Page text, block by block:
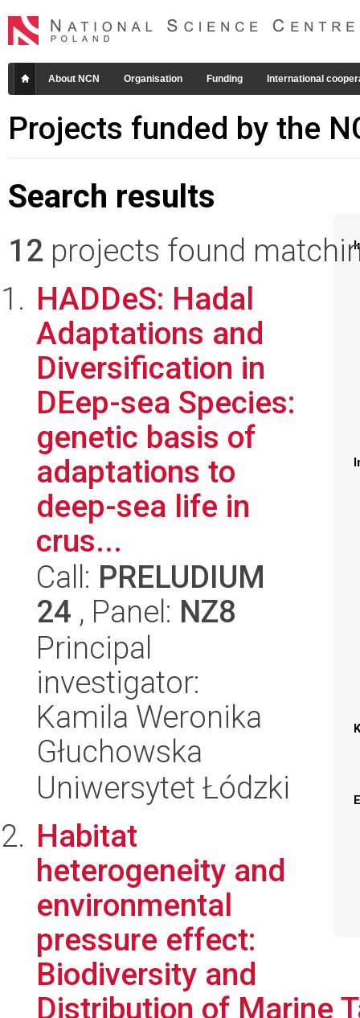
About NCN Organisation Funding International
Projects funded by the
Search results
12 projects found
HADDeS: Hadal
Adaptations and
Diversification in
DEep-sea Species:
genetic basis of
adaptations to
deep-sea life in
crus...
Call: PRELUDIUM
24 , Panel: NZ8
Principal
investigator:
Kamila Weronika
Głuchowska
Uniwersytet Łódzki
Habitat
heterogeneity and
environmental
pressure effect:
Biodiversity and
Distribution of Marine